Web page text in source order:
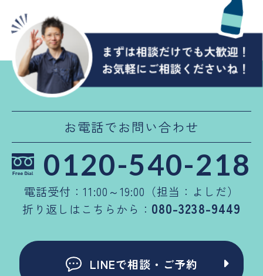
お電話でお問い合わせ
0120-540-218
電話受付：11:00～19:00（担当：よしだ）
折り返しはこちらから： 080-3238-9449
LINEで相談・ご予約